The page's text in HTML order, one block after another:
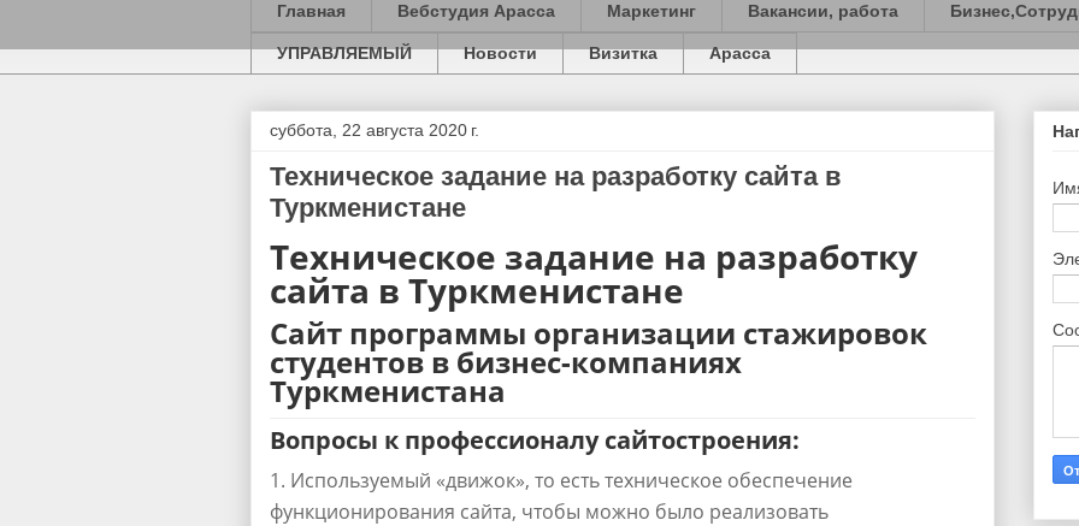
Главная Вебстудия Арасса Маркетинг Вакансии, работа
УПРАВЛЯЕМЫЙ Новости Визитка Арасса
суббота, 22 августа 2020 г.
Техническое задание на разработку сайта в
Туркменистане
Техническое задание на разработку
сайта в Туркменистане
Сайт программы организации стажировок
студентов в бизнес-компаниях
Туркменистана
Вопросы к профессионалу сайтостроения:
Используемый «движок», то есть техническое обеспечение
функционирования сайта, чтобы можно было реализовать